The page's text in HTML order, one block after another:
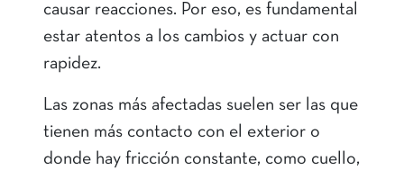
causar reacciones. Por eso, es fundamental
estar atentos a los cambios y actuar con
rapidez.
Las zonas más afectadas suelen ser las que
tienen más contacto con el exterior o
donde hay fricción constante, como cuello,